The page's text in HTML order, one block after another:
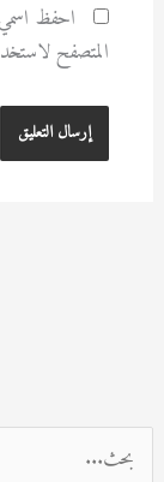
احفظ
المتصفح